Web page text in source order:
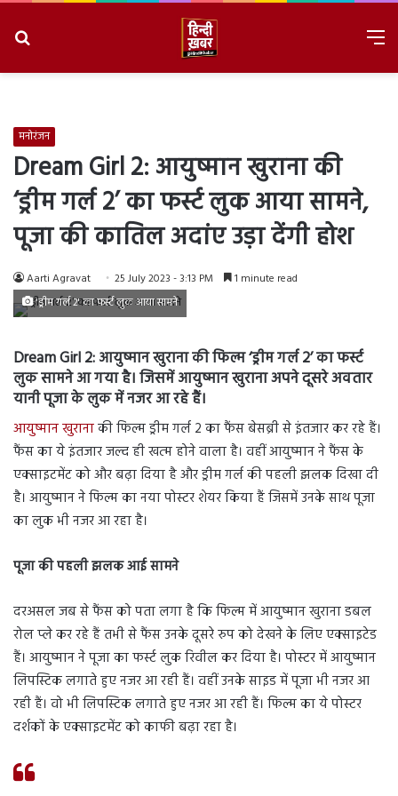
मनोरंजन
Dream Girl 2: आयुष्मान खुराना की
‘ड्रीम गर्ल 2’ का फर्स्ट लुक आया सामने,
पूजा की कातिल अदांए उड़ा देंगी होश
Aarti Agravat 25 July 2023 - 3:13 PM 1 minute read
'ड्रीम गर्ल 2' का फर्स्ट लुक आया सामने
Dream Girl 2: आयुष्मान खुराना की फिल्म ‘ड्रीम गर्ल 2’ का फर्स्ट
लुक सामने आ गया है। जिसमें आयुष्मान खुराना अपने दूसरे अवतार
यानी पूजा के लुक में नजर आ रहे हैं।
आयुष्मान खुरानाकी फिल्म ड्रीम गर्ल 2 का फैंस बेसब्री से इंतजार कर रहे हैं।
फैंस का ये इंतजार जल्द ही खत्म होने वाला है। वहीं आयुष्मान ने फैंस के
एक्साइटमेंट को और बढ़ा दिया है और ड्रीम गर्ल की पहली झलक दिखा दी
है। आयुष्मान ने फिल्म का नया पोस्टर शेयर किया हैं जिसमें उनके साथ पूजा
का लुक भी नजर आ रहा है।
पूजा की पहली झलक आई सामने
दरअसल जब से फैंस को पता लगा है कि फिल्म में आयुष्मान खुराना डबल
रोल प्ले कर रहे हैं तभी से फैंस उनके दूसरे रुप को देखने के लिए एक्साइटेड
हैं। आयुष्मान ने पूजा का फर्स्ट लुक रिवील कर दिया है। पोस्टर में आयुष्मान
लिपस्टिक लगाते हुए नजर आ रही हैं। वहीं उनके साइड में पूजा भी नजर आ
रही हैं। वो भी लिपस्टिक लगाते हुए नजर आ रही हैं। फिल्म का ये पोस्टर
दर्शकों के एक्साइटमेंट को काफी बढ़ा रहा है।